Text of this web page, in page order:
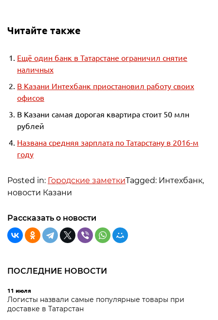
Читайте также
Ещё один банк в Татарстане ограничил снятие
наличных
В Казани Интехбанк приостановил работу своих
офисов
В Казани самая дорогая квартира стоит 50 млн
рублей
Названа средняя зарплата по Татарстану в 2016-м
году
Posted in: Городские заметкиTagged: Интехбанк,
новости Казани
Рассказать о новости
ПОСЛЕДНИЕ НОВОСТИ
11 июля
Логисты назвали самые популярные товары при
доставке в Татарстан